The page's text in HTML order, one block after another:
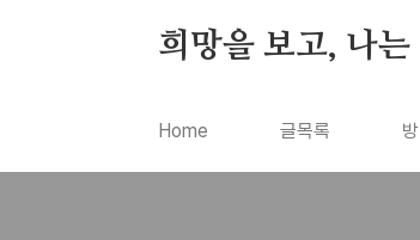
희망을 보고, 나는
Home 글목록